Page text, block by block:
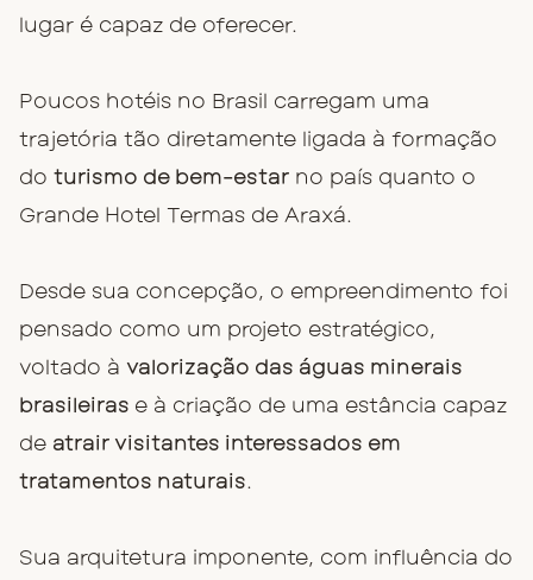
lugar é capaz de oferecer.
Poucos hotéis no Brasil carregam uma
trajetória tão diretamente ligada à formação
do turismo de bem-estar no país quanto o
Grande Hotel Termas de Araxá.
Desde sua concepção, o empreendimento foi
pensado como um projeto estratégico,
voltado à valorização das águas minerais
brasileiras e à criação de uma estância capaz
de atrair visitantes interessados em
tratamentos naturais.
Sua arquitetura imponente, com influência do